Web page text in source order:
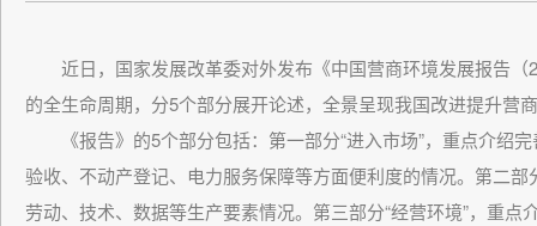
近日，国家发展改革委对外发布《中国营商环境发展报告（
的全生命周期，分5个部分展开论述，全景呈现我国改进提升营
《报告》的5个部分包括：第一部分“进入市场”，重点介绍
验收、不动产登记、电力服务保障等方面便利度的情况。第二
劳动、技术、数据等生产要素情况。第三部分“经营环境”，重